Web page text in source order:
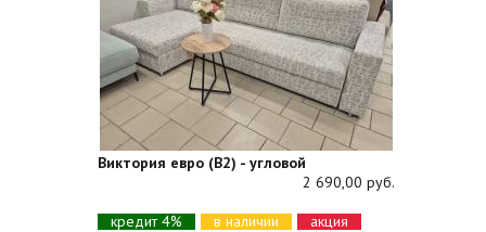
Виктория евро (В2) - угловой
2 690,00 руб.
кредит 4%
в наличии акция